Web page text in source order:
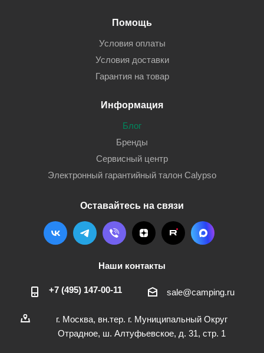
Помощь
Условия оплаты
Условия доставки
Гарантия на товар
Информация
Блог
Бренды
Сервисный центр
Электронный гарантийный талон Calypso
Оставайтесь на связи
Наши контакты
+7 (495) 147-00-11 sale@camping.ru
г. Москва, вн.тер. г. Муниципальный Округ
Отрадное, ш. Алтуфьевское, д. 31, стр. 1